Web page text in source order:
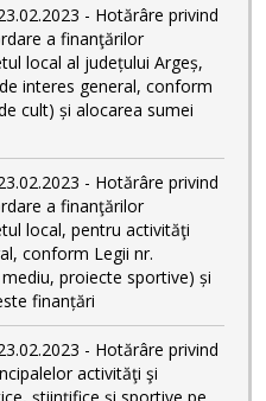
- Hotărâre privind
a finanţărilor
local al județului Argeș,
interes general, conform
cult) și alocarea sumei
- Hotărâre privind
a finanţărilor
local, pentru activităţi
conform Legii nr.
proiecte sportive) și
finanțări
- Hotărâre privind
activităţi şi